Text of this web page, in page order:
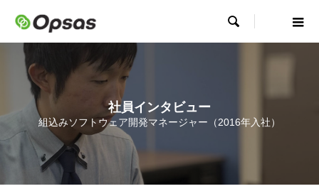

社員インタビュー
組込みソフトウェア開発マネージャー（2016年入社）